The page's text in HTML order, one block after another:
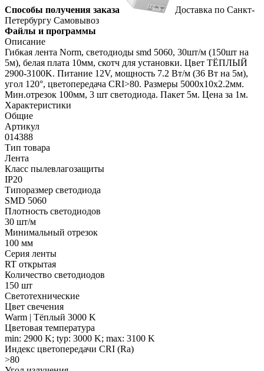
Способы получения заказа
Доставка по Санкт-
Петербургу Самовывоз
Файлы и программы
Описание
Гибкая лента Norm, светодиоды smd 5060, 30шт/м (150шт на
5м), белая плата 10мм, скотч для установки. Цвет ТЁПЛЫЙ
2900-3100K. Питание 12V, мощность 7.2 Вт/м (36 Вт на 5м),
угол 120°, цветопередача CRI>80. Размеры 5000х10x2.2мм.
Мин.отрезок 100мм, 3 шт светодиода. Пакет 5м. Цена за 1м.
Характеристики
Общие
Артикул
014388
Тип товара
Лента
Класс пылевлагозащиты
IP20
Типоразмер светодиода
SMD 5060
Плотность светодиодов
30 шт/м
Минимальный отрезок
100 мм
Серия ленты
RT открытая
Количество светодиодов
150 шт
Светотехнические
Цвет свечения
Warm | Тёплый 3000 K
Цветовая температура
min: 2900 K; typ: 3000 K; max: 3100 K
Индекс цветопередачи CRI (Ra)
>80